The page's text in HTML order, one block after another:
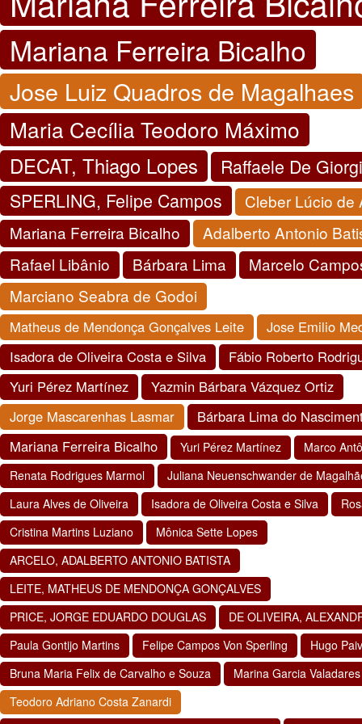
Mariana Ferreira Bicalho
Jose Luiz Quadros de Magalhaes
Maria Cecília Teodoro Máximo
DECAT, Thiago Lopes
Raffaele De Giorgi
SPERLING, Felipe Campos
Cleber Lúcio de
Mariana Ferreira Bicalho
Adalberto Antonio
Rafael Libânio
Bárbara Lima
Marcelo
Marciano Seabra de Godoi
Matheus de Mendonça Gonçalves Leite
Jose Emilio
Isadora de Oliveira Costa e Silva
Fábio Roberto
Yuri Pérez Martínez
Yazmin Bárbara Vázquez Ortiz
Jorge Mascarenhas Lasmar
Bárbara Lima do
Mariana Ferreira Bicalho
Yuri Pérez Martínez
Marco
Renata Rodrigues Marmol
Juliana Neuenschwander de
Laura Alves de Oliveira
Isadora de Oliveira Costa e Silva
Cristina Martins Luziano
Mônica Sette Lopes
ARCELO, ADALBERTO ANTONIO BATISTA
LEITE, MATHEUS DE MENDONÇA GONÇALVES
PRICE, JORGE EDUARDO DOUGLAS
DE OLIVEIRA,
Paula Gontijo Martins
Felipe Campos Von Sperling
Hugo
Bruna Maria Felix de Carvalho e Souza
Marina Garcia Valadares
Teodoro Adriano Costa Zanardi